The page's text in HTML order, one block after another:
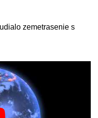
zemetrasenie s